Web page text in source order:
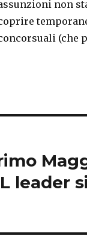
non
(che
leader